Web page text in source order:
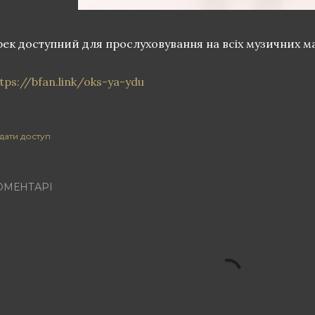
доступний для прослуховування на всіх музичних
bfan.link/oks-ya-ydu
доступ